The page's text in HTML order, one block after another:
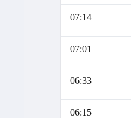
07:14
07:01
06:33
06:15